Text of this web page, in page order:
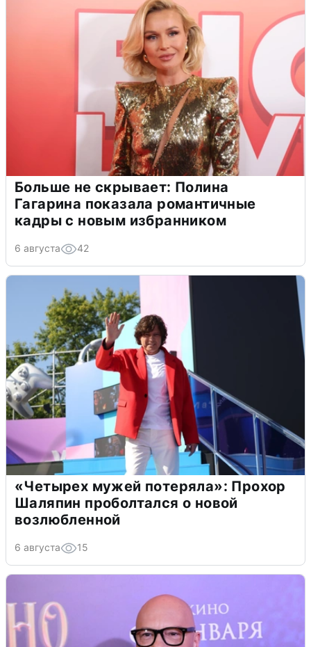
Больше не скрывает: Полина
Гагарина показала романтичные
кадры с новым избранником
6 августа 42
«Четырех мужей потеряла»: Прохор
Шаляпин проболтался о новой
возлюбленной
6 августа 15